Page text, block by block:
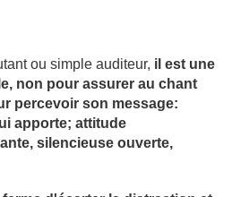
ou simple auditeur, il est une
non pour assurer au chant
percevoir son message:
apporte; attitude
silencieuse ouverte,